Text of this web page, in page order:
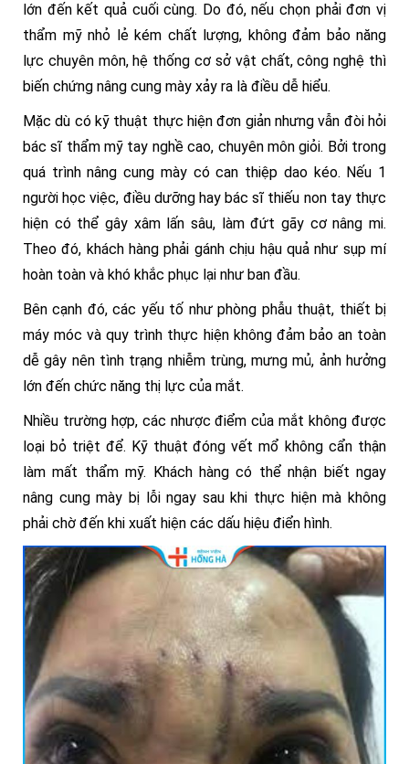
lớn đến kết quả cuối cùng. Do đó, nếu chọn phải đơn vị
thẩm mỹ nhỏ lẻ kém chất lượng, không đảm bảo năng
lực chuyên môn, hệ thống cơ sở vật chất, công nghệ thì
biến chứng nâng cung mày xảy ra là điều dễ hiểu.
Mặc dù có kỹ thuật thực hiện đơn giản nhưng vẫn đòi hỏi
bác sĩ thẩm mỹ tay nghề cao, chuyên môn giỏi. Bởi trong
quá trình nâng cung mày có can thiệp dao kéo. Nếu 1
người học việc, điều dưỡng hay bác sĩ thiếu non tay thực
hiện có thể gây xâm lấn sâu, làm đứt gãy cơ nâng mi.
Theo đó, khách hàng phải gánh chịu hậu quả như sụp mí
hoàn toàn và khó khắc phục lại như ban đầu.
Bên cạnh đó, các yếu tố như phòng phẫu thuật, thiết bị
máy móc và quy trình thực hiện không đảm bảo an toàn
dễ gây nên tình trạng nhiễm trùng, mưng mủ, ảnh hưởng
lớn đến chức năng thị lực của mắt.
Nhiều trường hợp, các nhược điểm của mắt không được
loại bỏ triệt để. Kỹ thuật đóng vết mổ không cẩn thận
làm mất thẩm mỹ. Khách hàng có thể nhận biết ngay
nâng cung mày bị lỗi ngay sau khi thực hiện mà không
phải chờ đến khi xuất hiện các dấu hiệu điển hình.